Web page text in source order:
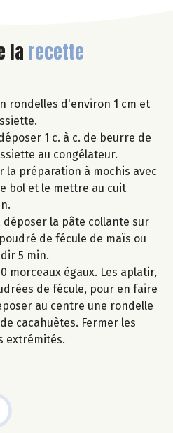
larecette
rondelles d'environ 1 cm et
1 c. à c. de beurre de
au congélateur.
la préparation à mochis avec
bol et le mettre au cuit
la pâte collante sur
de fécule de maïs ou
5 min.
morceaux égaux. Les aplatir,
de fécule, pour en faire
au centre une rondelle
cacahuètes. Fermer les
extrémités.